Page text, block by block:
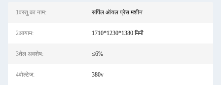
1वस्तु का नाम: सर्पिल ऑयल प्रेस मशीन
2आयाम: 1710*1230*1380 मिमी
3तेल अवशेष: ≤6%
4वोल्टेज: 380v